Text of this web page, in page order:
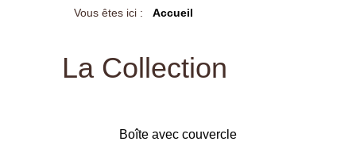
Vous êtes ici : Accueil
La Collection
Boîte avec couvercle